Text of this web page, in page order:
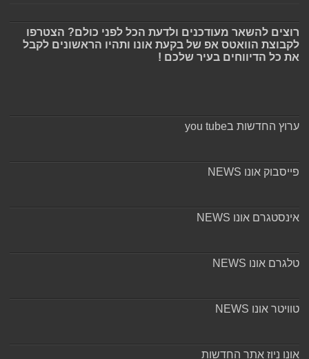
רוצים להשאר מעודכנים ולדעת הכל לפני כולם? הצטרפו
לקבוצת הוואטס אפ של בקעת אונו ותהיו הראשונים לקבל
את כל הדיווחים בעיר שלכם !
ערוץ החדשות בyou tube
פייסבוק אונו NEWS
אינסטגרם אונו NEWS
טלגרם אונו NEWS
טוויטר אונו NEWS
אונו ניוז אתר החדשות